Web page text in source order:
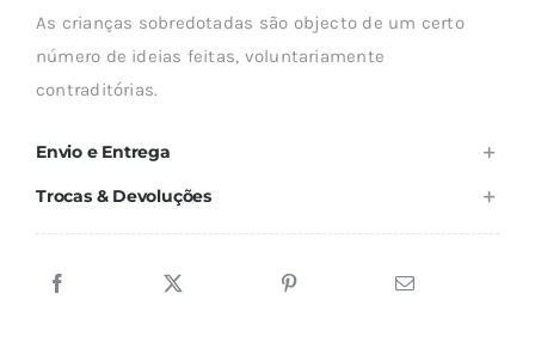
As crianças sobredotadas são objecto de um certo
número de ideias feitas, voluntariamente
contraditórias.
Envio e Entrega
Trocas & Devoluções